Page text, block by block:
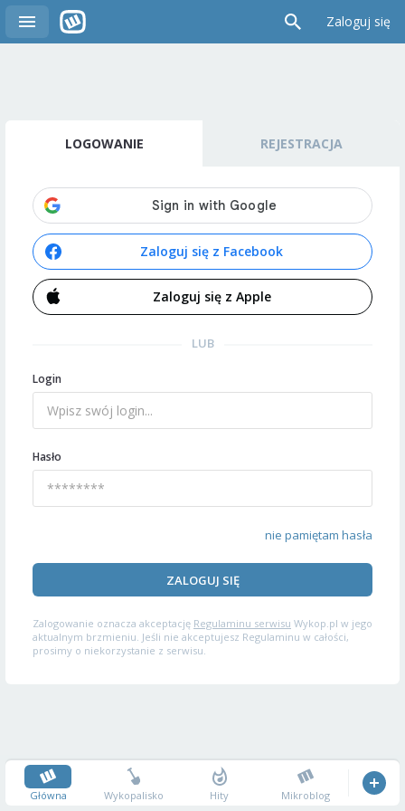
Zaloguj się
LOGOWANIE REJESTRACJA
Zaloguj się z Facebook
Zaloguj się z Apple
LUB
Login
Hasło
nie pamiętam hasła
ZALOGUJ SIĘ
Zalogowanie oznacza akceptację Regulaminu serwisu Wykop.pl w jego
aktualnym brzmieniu. Jeśli nie akceptujesz Regulaminu w całości,
prosimy o niekorzystanie z serwisu.
Główna Wykopalisko Hity Mikroblog